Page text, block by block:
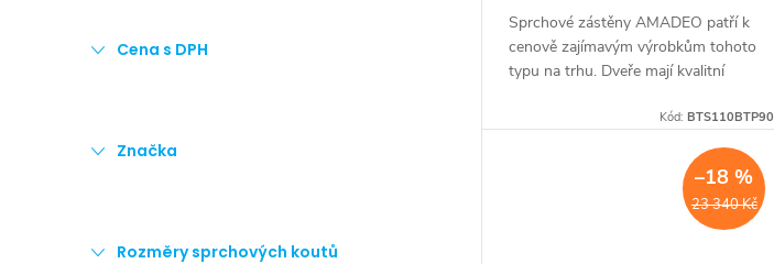
Cena s DPH
Značka
Rozměry sprchových koutů
k
Sprchové zástěny AMADEO patří k
cenově zajímavým výrobkům tohoto
typu na trhu. Dveře mají kvalitní
nimž je zajištěn plynulý chod
Kód:BTS110BTP90
23 340 Kč
–18 %